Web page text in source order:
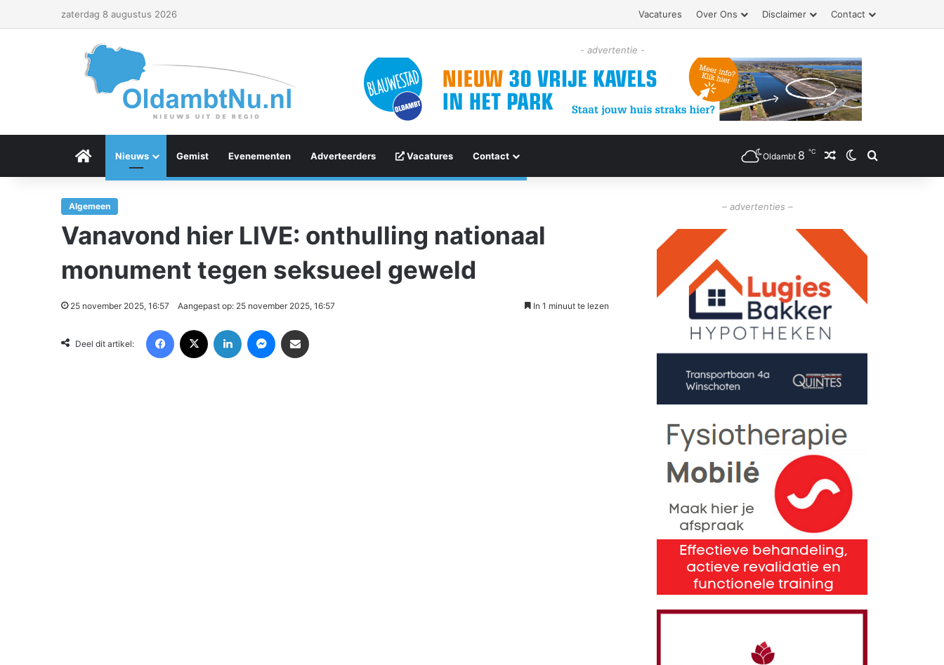
zaterdag 8 augustus 2026 Vacatures Over Ons Disclaimer Contact
- advertentie -
Menu Item
Nieuws Gemist Evenementen Adverteerders Vacatures Contact Oldambt 8 ℃ Willekeurig artikel
Switch skin
Zoeken
Algemeen
Vanavond hier LIVE: onthulling nationaal
monument tegen seksueel geweld
25 november 2025, 16:57 Aangepast op: 25 november 2025, 16:57 In 1 minuut te lezen
Deel dit artikel:
– advertenties –